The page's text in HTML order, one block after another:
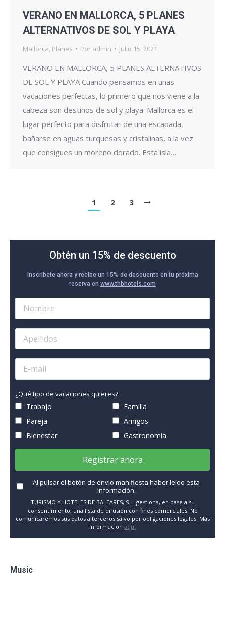
VERANO EN MALLORCA, 5 PLANES
ALTERNATIVOS DE SOL Y PLAYA
Mallorca Planes Por admin julio 15, 2021
VERANO EN MALLORCA, 5 PLANES ALTERNATIVOS
DE SOL Y PLAYA Cuando pensamos en unas
vacaciones perfectas, lo primero que nos viene a la
cabeza son destinos de sol y playa. Mallorca es el
lugar perfecto para disfrutar de una escapada,
bañarse en aguas turquesas y cristalinas, a la vez
que consigues un moreno dorado. Esta isla…
1 2 3
Obtén un 15% de descuento
Inscríbete ahora y recibe un 15% de descuento en tu próxima
reserva en www.thbhotels.com
¿Qué tipo de vacaciones quieres?
Trabajo
Familia
Pareja
Amigos
Bienestar
Gastronomía
Registrar ahora
Al pulsar el botón de envío manifiesta haber leído esta
información.
TURISMO Y HOTELES DE BALEARES, S.L. gestiona, en base a su
consentimiento, una lista de difusión con fines comerciales. No
comunicaremos sus datos a terceros salvo por obligaciones legales. Más
información aquí
Music